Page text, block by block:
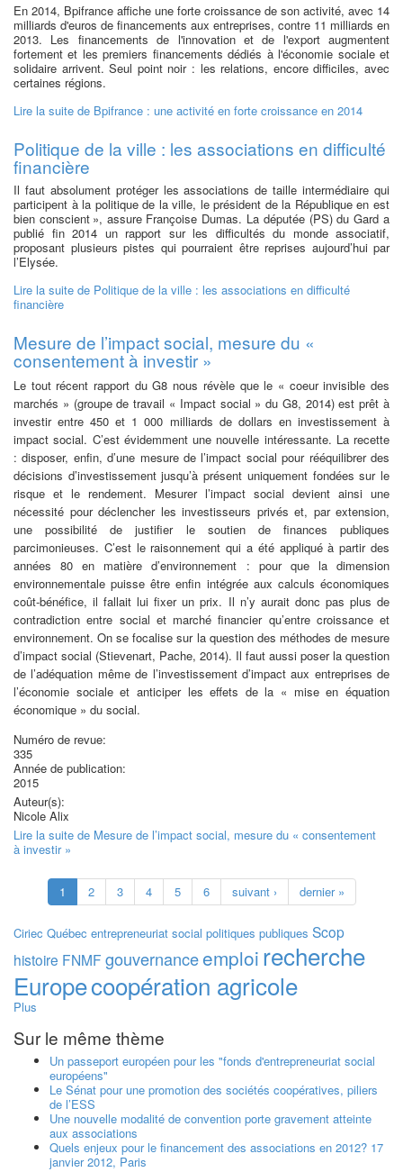
En 2014, Bpifrance affiche une forte croissance de son activité, avec 14
milliards d'euros de financements aux entreprises, contre 11 milliards en
2013. Les financements de l'innovation et de l'export augmentent
fortement et les premiers financements dédiés à l'économie sociale et
solidaire arrivent. Seul point noir : les relations, encore difficiles, avec
certaines régions.
Lire la suite de Bpifrance : une activité en forte croissance en 2014
Politique de la ville : les associations en difficulté
financière
Il faut absolument protéger les associations de taille intermédiaire qui
participent à la politique de la ville, le président de la République en est
bien conscient », assure Françoise Dumas. La députée (PS) du Gard a
publié fin 2014 un rapport sur les difficultés du monde associatif,
proposant plusieurs pistes qui pourraient être reprises aujourd’hui par
l’Elysée.
Lire la suite de Politique de la ville : les associations en difficulté
financière
Mesure de l’impact social, mesure du «
consentement à investir »
Le tout récent rapport du G8 nous révèle que le « coeur invisible des
marchés » (groupe de travail « Impact social » du G8, 2014) estprêt à
investir entre 450 et 1 000 milliards de dollars en investissement à
impact social. C’est évidemment une nouvelle intéressante. La recette
:disposer, enfin, d’une mesure de l’impact social pour rééquilibrer des
décisions d’investissement jusqu’à présent uniquement fondées sur le
risque et le rendement. Mesurer l’impact social devient ainsi une
nécessité pour déclencher les investisseurs privés et, par extension,
une possibilité de justifier le soutien de finances publiques
parcimonieuses. C’est le raisonnementqui a été appliqué à partir des
années 80 en matière d’environnement : pour que la dimension
environnementale puisse être enfin intégrée aux calculs économiques
coût-bénéfice, il fallait lui fixer un prix. Il n’y aurait donc pas plus de
contradiction entre social et marché financier qu’entre croissance et
environnement. On se focalise sur la question des méthodes de mesure
d’impact social (Stievenart, Pache, 2014). Il faut aussi poser la question
de l’adéquation même de l’investissement d’impact aux entreprises de
l’économie sociale et anticiper les effets de la « mise en équation
économique » du social.
Numéro de revue:
335
Année de publication:
2015
Auteur(s):
Nicole Alix
Lire la suite de Mesure de l’impact social, mesure du « consentement
à investir »
1 2 3 4 5 6 suivant › dernier »
Ciriec Québec entrepreneuriat social politiques publiques Scop
histoire FNMF gouvernanceemploi recherche
Europecoopération agricole
Plus
Sur le même thème
Un passeport européen pour les "fonds d'entrepreneuriat social
européens"
Le Sénat pour une promotion des sociétés coopératives, piliers
de l’ESS
Une nouvelle modalité de convention porte gravement atteinte
aux associations
Quels enjeux pour le financement des associations en 2012? 17
janvier 2012, Paris